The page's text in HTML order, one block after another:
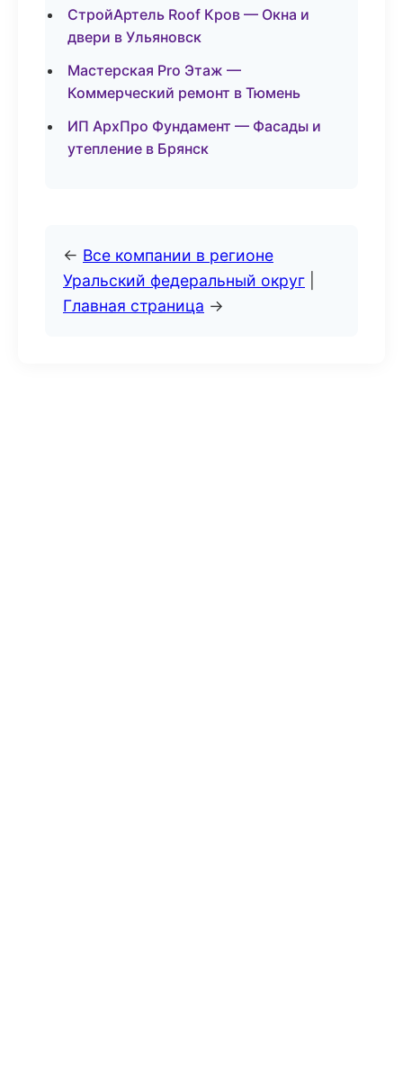
СтройАртель Roof Кров — Окна и
двери в Ульяновск
Мастерская Pro Этаж —
Коммерческий ремонт в Тюмень
ИП АрхПро Фундамент — Фасады и
утепление в Брянск
← Все компании в регионе
Уральский федеральный округ
Главная страница →